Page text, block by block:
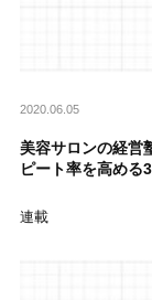
2020.06.05
美容サロンの経営
ピート率を高める
連載